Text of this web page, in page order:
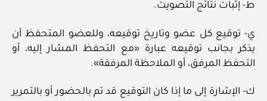
ط- إثبات نتائج التصويت.
ي- توقيع كل عضو وتاريخ توقيعه، وللعضو المتحفظ أن
يذكر بجانب توقيعه عبارة «مع التحفظ المشار إليه، أو
التحفظ المرفق، أو الملاحظة المرفقة».
ك- الإشارة إلى ما إذا كان التوقيع قد تم بالحضور أو بالتمرير